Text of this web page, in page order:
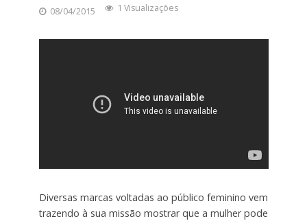
08/04/2015 1 Visualizações
Diversas marcas voltadas ao público feminino vem
trazendo à sua missão mostrar que a mulher pode